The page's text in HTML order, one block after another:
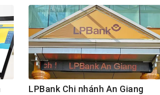
LPBank Chi nhánh An Giang